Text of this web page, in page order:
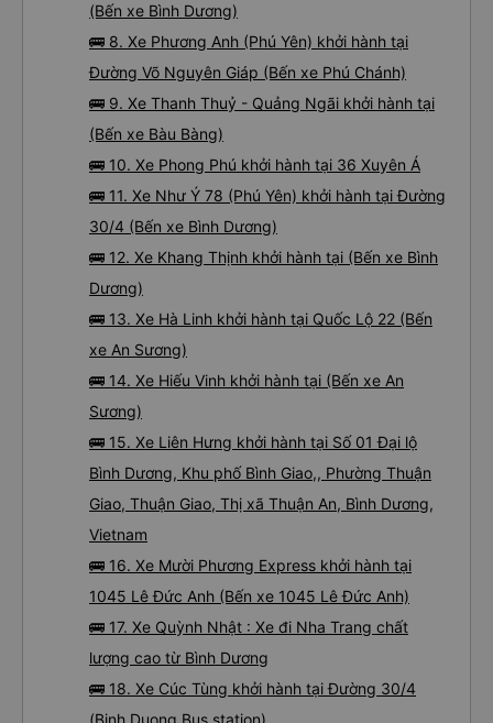
(Bến xe Bình Dương)
🚌 8. Xe Phương Anh (Phú Yên) khởi hành tại
Đường Võ Nguyên Giáp (Bến xe Phú Chánh)
🚌 9. Xe Thanh Thuỷ - Quảng Ngãi khởi hành tại
(Bến xe Bàu Bàng)
🚌 10. Xe Phong Phú khởi hành tại 36 Xuyên Á
🚌 11. Xe Như Ý 78 (Phú Yên) khởi hành tại Đường
30/4 (Bến xe Bình Dương)
🚌 12. Xe Khang Thịnh khởi hành tại (Bến xe Bình
Dương)
🚌 13. Xe Hà Linh khởi hành tại Quốc Lộ 22 (Bến
xe An Sương)
🚌 14. Xe Hiếu Vinh khởi hành tại (Bến xe An
Sương)
🚌 15. Xe Liên Hưng khởi hành tại Số 01 Đại lộ
Bình Dương, Khu phố Bình Giao,, Phường Thuận
Giao, Thuận Giao, Thị xã Thuận An, Bình Dương,
Vietnam
🚌 16. Xe Mười Phương Express khởi hành tại
1045 Lê Đức Anh (Bến xe 1045 Lê Đức Anh)
🚌 17. Xe Quỳnh Nhật : Xe đi Nha Trang chất
lượng cao từ Bình Dương
🚌 18. Xe Cúc Tùng khởi hành tại Đường 30/4
(Binh Duong Bus station)